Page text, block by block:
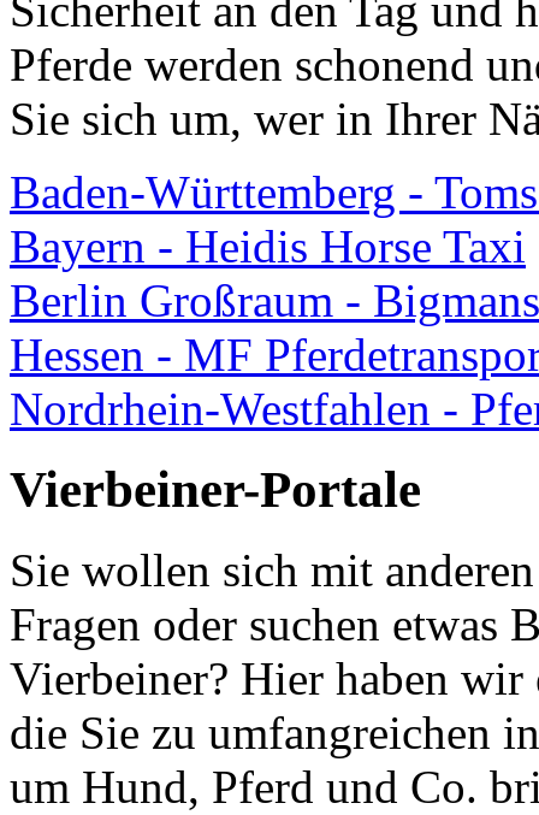
Sicherheit an den Tag und
Pferde werden schonend
Sie sich um, wer in Ihrer
Baden-Württemberg -
Bayern - Heidis Horse Taxi
Berlin Großraum -
Hessen - MF
Nordrhein-Westfahlen -
Vierbeiner-Portale
Sie wollen sich mit
Fragen oder suchen etwas
Vierbeiner? Hier haben
die Sie zu umfangreichen
um Hund, Pferd und Co.